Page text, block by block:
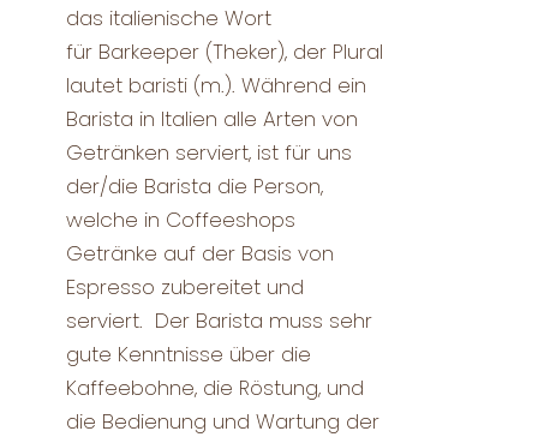
das italienische Wort
für Barkeeper (Theker), der Plural
lautet baristi (m.). Während ein
Barista in Italien alle Arten von
Getränken serviert, ist für uns
der/die Barista die Person,
welche in Coffeeshops
Getränke auf der Basis von
Espresso zubereitet und
serviert. Der Barista muss sehr
gute Kenntnisse über die
Kaffeebohne, die Röstung, und
die Bedienung und Wartung der